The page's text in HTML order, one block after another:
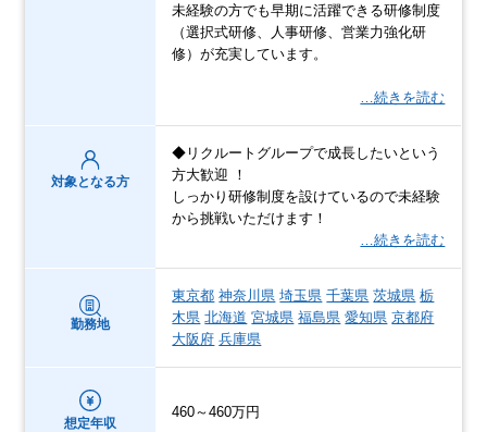
未経験の方でも早期に活躍できる研修制度
（選択式研修、人事研修、営業力強化研
修）が充実しています。
…続きを読む
対象となる方
◆リクルートグループで成長したいという
方大歓迎 ！
しっかり研修制度を設けているので未経験
から挑戦いただけます！
…続きを読む
勤務地
東京都 神奈川県 埼玉県 千葉県 茨城県 栃
木県 北海道 宮城県 福島県 愛知県 京都府
大阪府 兵庫県
想定年収
460～460万円